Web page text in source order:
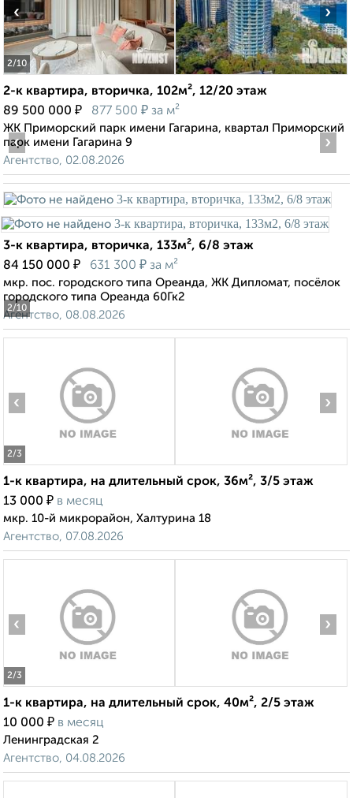
2/10
‹ ›
2-к квартира, вторичка, 102м², 12/20 этаж
89 500 000 ₽ 877 500 ₽ за м²
ЖК Приморский парк имени Гагарина, квартал Приморский
парк имени Гагарина 9
Агентство, 02.08.2026
2/10
‹ ›
3-к квартира, вторичка, 133м², 6/8 этаж
84 150 000 ₽ 631 300 ₽ за м²
мкр. пос. городского типа Ореанда, ЖК Дипломат, посёлок
городского типа Ореанда 60Гк2
Агентство, 08.08.2026
2/3
‹ ›
1-к квартира, на длительный срок, 36м², 3/5 этаж
13 000 ₽ в месяц
мкр. 10-й микрорайон, Халтурина 18
Агентство, 07.08.2026
2/3
‹ ›
1-к квартира, на длительный срок, 40м², 2/5 этаж
10 000 ₽ в месяц
Ленинградская 2
Агентство, 04.08.2026